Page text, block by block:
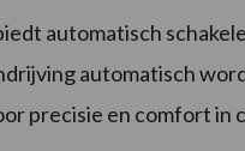
automatisch
automatisch
precisie en comfort in